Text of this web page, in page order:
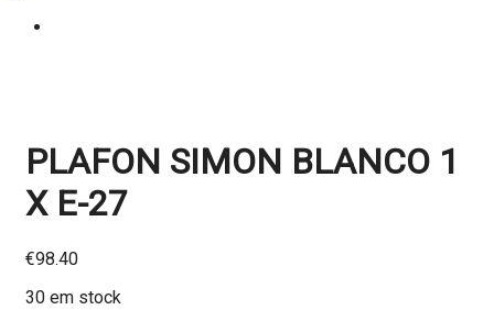
PLAFON SIMON BLANCO 1
X E-27
€98.40
30 em stock